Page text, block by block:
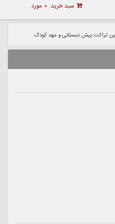
سبد خرید: ۰ مورد
تراکت پیش دبستانی و مهد کودک